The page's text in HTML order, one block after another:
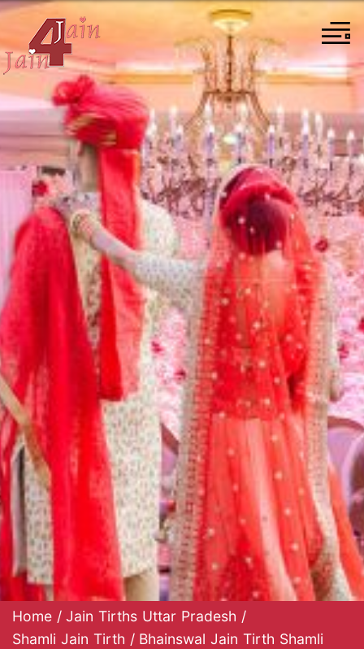
Home / Jain Tirths Uttar Pradesh /
Shamli Jain Tirth / Bhainswal Jain Tirth Shamli